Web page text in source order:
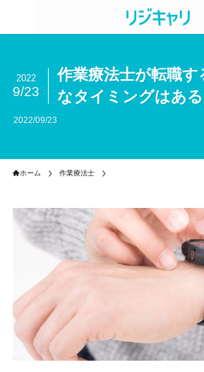
作業療法士が転職す
なタイミングはある
2022
9/23
2022/09/23
ホーム 作業療法士